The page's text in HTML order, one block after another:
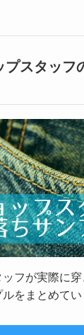
プスタッフ
ッフが実際に
をまとめてい